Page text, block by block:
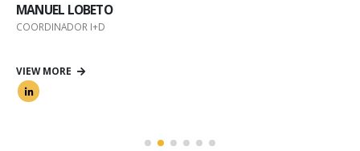
MANUEL LOBETO
COORDINADOR I+D
VIEW MORE